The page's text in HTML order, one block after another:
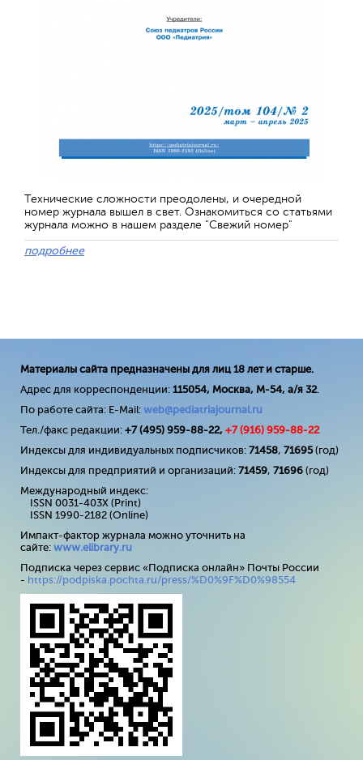
Технические сложности преодолены, и очередной
номер журнала вышел в свет. Ознакомиться со статьями
журнала можно в нашем разделе "Свежий номер"
подробнее
Материалы сайта предназначены для лиц 18 лет и старше.
Адрес для корреспонденции: 115054, Москва, М-54, а/я 32.
По работе сайта: E-Mail: web@pediatriajournal.ru
Тел./факс редакции: +7 (495) 959-88-22, +7 (916) 959-88-22
Индексы для индивидуальных подписчиков: 71458, 71695(год)
Индексы для предприятий и организаций: 71459, 71696 (год)
Международный индекс:
ISSN 0031-403X (Print)
ISSN 1990-2182 (Online)
Импакт-фактор журнала можно уточнить на
сайте: www.elibrary.ru
Подписка через сервис «Подписка онлайн» Почты России
- https://podpiska.pochta.ru/press/%D0%9F%D0%98554